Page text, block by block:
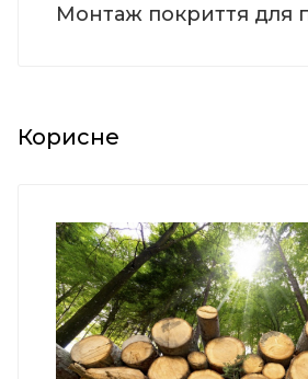
Монтаж покриття для
Корисне